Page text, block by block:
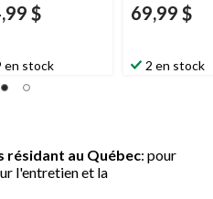
$
en stock
69,99 $
2 en stock
résidant au Québec: pour
l'entretien et la